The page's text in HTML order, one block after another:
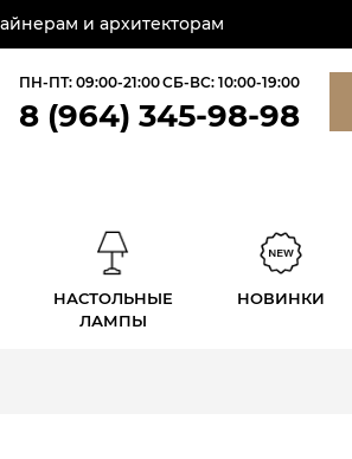
и архитекторам
ПН-ПТ: 09:00-21:00СБ-ВС: 10:00-19:00
8 (964) 345-98-98
НАСТОЛЬНЫЕ
ЛАМПЫ
НОВИНКИ